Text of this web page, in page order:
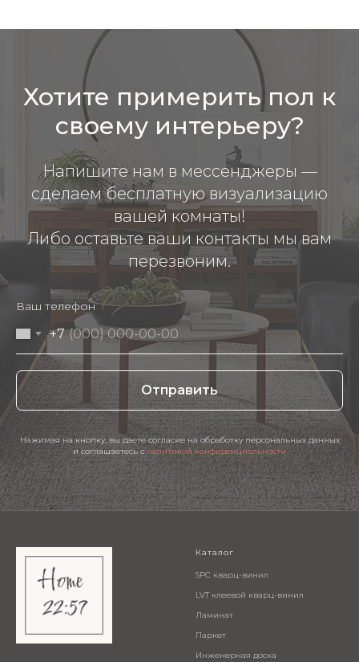
Хотите примерить пол к
своему интерьеру?
Напишите нам в мессенджеры —
сделаем бесплатную визуализацию
вашей комнаты!
Либо оставьте ваши контакты мы вам
перезвоним.
Ваш телефон
+7
Отправить
Нажимая на кнопку, вы даете согласие на обработку персональных данных
и соглашаетесь c политикой конфиденциальности
Каталог
SPC кварц-винил
LVT клеевой кварц-винил
Ламинат
Паркет
Инженерная доска